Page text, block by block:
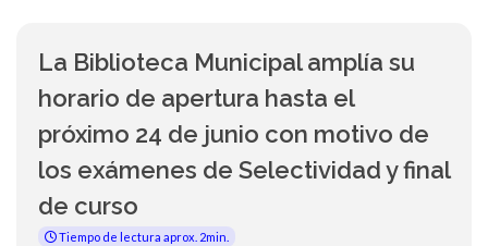
La Biblioteca Municipal amplía su
horario de apertura hasta el
próximo 24 de junio con motivo de
los exámenes de Selectividad y final
de curso
Tiempo de lectura aprox. 2min.